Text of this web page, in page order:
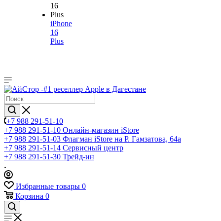
iPhone
16
Plus
+7 988 291-51-10
+7 988 291-51-10 Онлайн-магазин iStore
+7 988 291-51-03 Флагман iStore на Р. Гамзатова, 64а
+7 988 291-51-14 Сервисный центр
+7 988 291-51-30 Трейд-ин
Избранные товары 0
Корзина 0